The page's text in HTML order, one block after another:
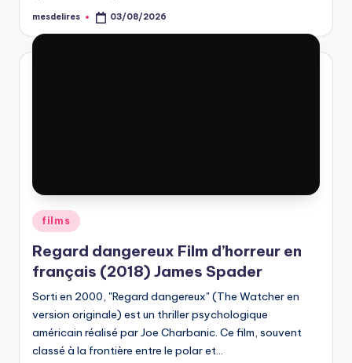
Posted
mesdelires 03/08/2026
Posted
in
films
Regard dangereux Film d’horreur en
français (2018) James Spader
Sorti en 2000, "Regard dangereux" (The Watcher en
version originale) est un thriller psychologique
américain réalisé par Joe Charbanic. Ce film, souvent
classé à la frontière entre le polar et…